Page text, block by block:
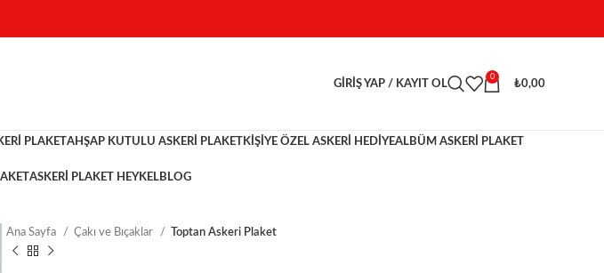
GIRIŞ YAP / KAYIT OL
0
₺0,00
PLAKETAHŞAP KUTULU ASKERI PLAKETKİŞİYE ÖZEL ASKERİ HEDİYEALBÜM ASKERI PLAKET
ASKERI PLAKET HEYKELBLOG
Ana Sayfa Çakı ve Bıçaklar Toptan Askeri Plaket